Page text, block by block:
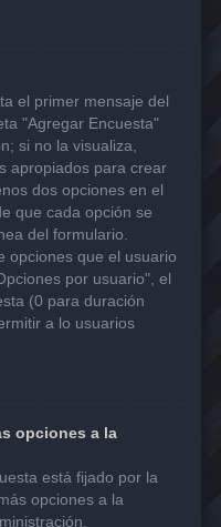
el primer mensaje del
"Agregar Encuesta"
si no la visualiza,
apropiados para crear
dos opciones en el
que cada opción se
del formulario.
opciones que el usuario
por usuario", el
(0 para duración
a lo usuarios
opciones a la
está fijado por la
opciones a la